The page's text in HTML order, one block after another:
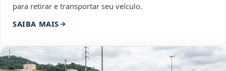
para retirar e transportar seu veículo.
SAIBA MAIS